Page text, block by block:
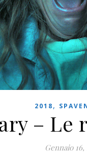
2018,
– Le
Gennaio 16,